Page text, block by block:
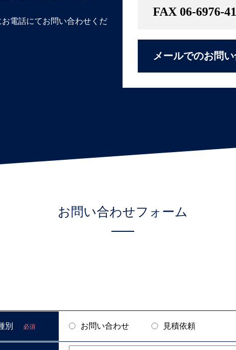
電話にてお問い合わせくだ
FAX 06-6976-
メールでのお問
お問い合わせフォーム
別 必須 お問い合わせ 見積依頼